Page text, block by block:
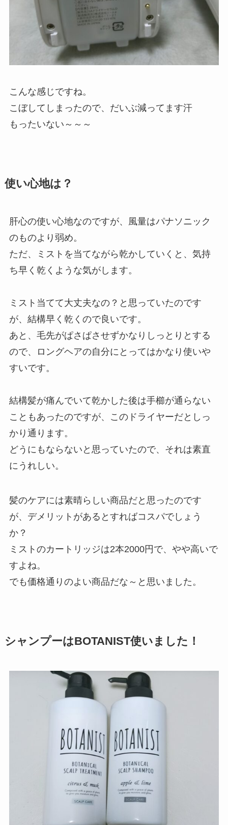
こんな感じですね。
こぼしてしまったので、だいぶ減ってます汗
もったいない～～～
使い心地は？
肝心の使い心地なのですが、風量はパナソニック
のものより弱め。
ただ、ミストを当てながら乾かしていくと、気持
ち早く乾くような気がします。
ミスト当てて大丈夫なの？と思っていたのです
が、結構早く乾くので良いです。
あと、毛先がぱさぱさせずかなりしっとりとする
ので、ロングヘアの自分にとってはかなり使いや
すいです。
結構髪が痛んでいて乾かした後は手櫛が通らない
こともあったのですが、このドライヤーだとしっ
かり通ります。
どうにもならないと思っていたので、それは素直
にうれしい。
髪のケアには素晴らしい商品だと思ったのです
が、デメリットがあるとすればコスパでしょう
か？
ミストのカートリッジは2本2000円で、やや高いで
すよね。
でも価格通りのよい商品だな～と思いました。
シャンプーはBOTANIST使いました！